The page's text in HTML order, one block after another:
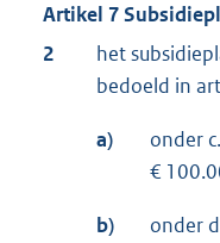
Artikel 7
2
het
bedoeld in
a)
onder
€
b)
onder